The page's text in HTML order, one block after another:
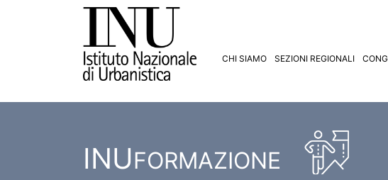
CHI SIAMO SEZIONI REGIONALI
INUFORMAZIONE